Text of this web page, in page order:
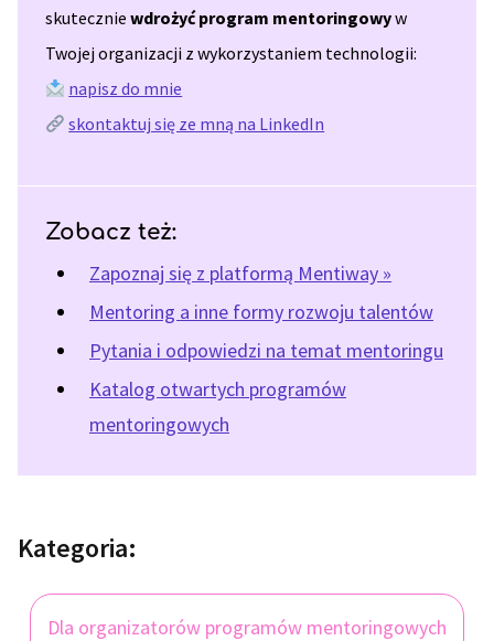
skutecznie wdrożyć program mentoringowyw
Twojej organizacji z wykorzystaniem technologii:
napisz do mnie
skontaktuj się ze mną na LinkedIn
Zobacz też:
Zapoznaj się z platformą Mentiway »
Mentoring a inne formy rozwoju talentów
Pytania i odpowiedzi na temat mentoringu
Katalog otwartych programów
mentoringowych
Kategoria:
Dla organizatorów programów mentoringowych